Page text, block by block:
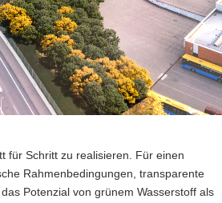
für Schritt zu realisieren. Für einen
Rahmenbedingungen, transparente
Potenzial von grünem Wasserstoff als